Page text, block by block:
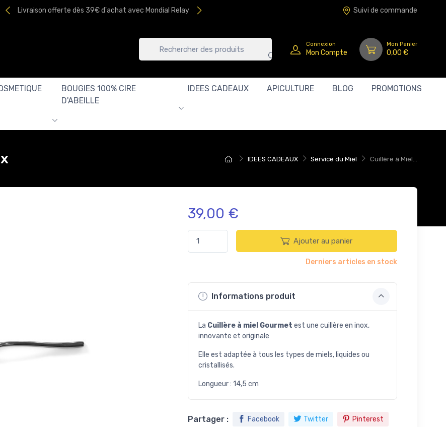
Livraison offerte dès 39€ d'achat avec Mondial Relay Suivi de commande
Connexion
Mon Compte
Mon Panier
0,00 €
BOUGIES 100% CIRE
D'ABEILLE
IDEES CADEAUX APICULTURE BLOG PROMOTIONS
IDEES CADEAUX Service du Miel Cuillère à Miel...
39,00 €
Ajouter au panier
Derniers articles en stock
Informations produit
La Cuillère à miel Gourmet est une cuillère en inox,
innovante et originale
Elle est adaptée à tous les types de miels, liquides ou
cristallisés.
Longueur : 14,5 cm
Partager : Facebook Twitter Pinterest